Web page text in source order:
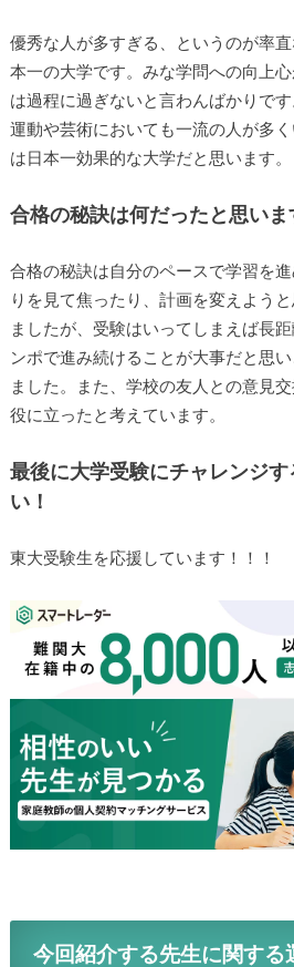
優秀な人が多すぎる、というのが率
本一の大学です。みな学問への向上
は過程に過ぎないと言わんばかりです
運動や芸術においても一流の人が多
は日本一効果的な大学だと思います。
合格の秘訣は何だったと思いま
合格の秘訣は自分のペースで学習を
りを見て焦ったり、計画を変えよう
ましたが、受験はいってしまえば長
ンポで進み続けることが大事だと思
ました。また、学校の友人との意見
役に立ったと考えています。
最後に大学受験にチャレンジす
い！
東大受験生を応援しています！！！
今回紹介する先生に関する